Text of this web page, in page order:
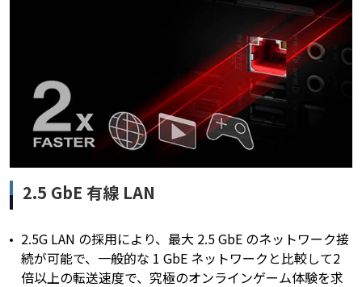
2.5 GbE 有線 LAN
2.5G LAN の採用により、最大 2.5 GbE のネットワーク接
続が可能で、一般的な 1 GbE ネットワークと比較して2
倍以上の転送速度で、究極のオンラインゲーム体験を求